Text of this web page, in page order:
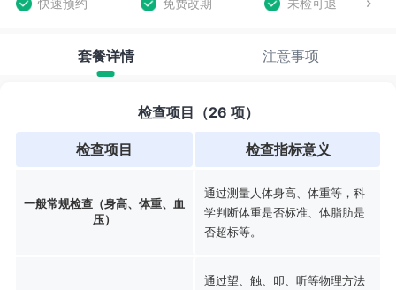
快速预约 免费改期 未检可退
套餐详情 注意事项
检查项目（26 项）
检查项目 检查指标意义
一般常规检查（身高、体重、血
压）
通过测量人体身高、体重等，科
学判断体重是否标准、体脂肪是
否超标等。
通过望、触、叩、听等物理方法